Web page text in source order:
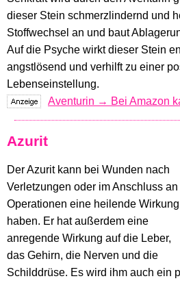
dieser Stein schmerzlindernd und
Stoffwechsel an und baut
Auf die Psyche wirkt dieser Stein
angstlösend und verhilft zu einer
Lebenseinstellung.
Aventurin → Bei Amazon
Azurit
Der Azurit kann bei Wunden nach
Verletzungen oder im Anschluss an
Operationen eine heilende Wirkung
haben. Er hat außerdem eine
anregende Wirkung auf die Leber,
das Gehirn, die Nerven und die
Schilddrüse. Es wird ihm auch ein